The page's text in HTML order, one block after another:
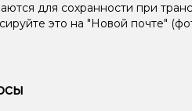
для сохранности при
это на "Новой почте"